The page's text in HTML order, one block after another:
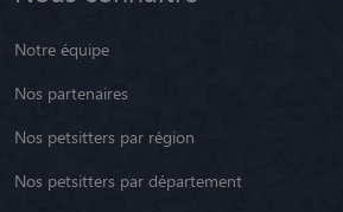
Notre équipe
Nos partenaires
Nos petsitters par région
Nos petsitters par département